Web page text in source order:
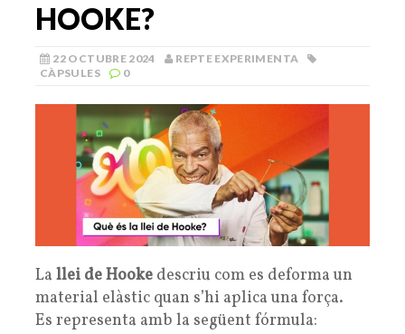
HOOKE?
22 OCTUBRE 2024
REPTE EXPERIMENTA
CÀPSULES
0
La llei de Hooke descriu com es deforma un
material elàstic quan s’hi aplica una força.
Es representa amb la següent fórmula: